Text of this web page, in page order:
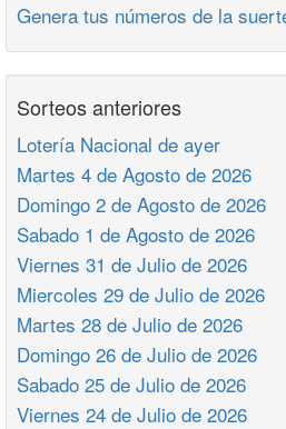
Genera tus números de la
Sorteos anteriores
Lotería Nacional de ayer
Martes 4 de Agosto de 2026
Domingo 2 de Agosto de 2026
Sabado 1 de Agosto de 2026
Viernes 31 de Julio de 2026
Miercoles 29 de Julio de 2026
Martes 28 de Julio de 2026
Domingo 26 de Julio de 2026
Sabado 25 de Julio de 2026
Viernes 24 de Julio de 2026